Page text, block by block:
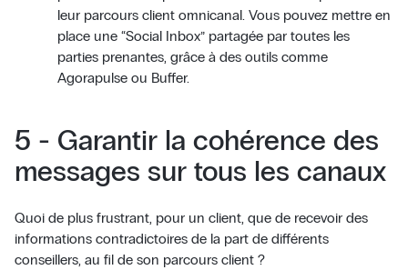
leur parcours client omnicanal. Vous pouvez mettre en
place une “Social Inbox” partagée par toutes les
parties prenantes, grâce à des outils comme
Agorapulse ou Buffer.
5 - Garantir la cohérence des
messages sur tous les canaux
Quoi de plus frustrant, pour un client, que de recevoir des
informations contradictoires de la part de différents
conseillers, au fil de son parcours client ?